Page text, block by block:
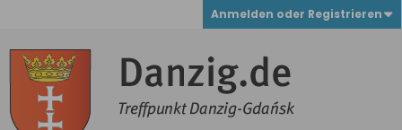
Anmelden oder Registrieren